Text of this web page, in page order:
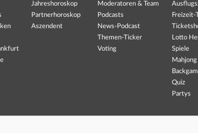
Jahreshoroskop
Partnerhoroskop
Aszendent
Moderatoren & Team
Podcasts
News-Podcast
Themen-Ticker
Voting
Freizeit-
Lotto
Spiele
Mahjong
Quiz
Partys